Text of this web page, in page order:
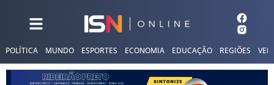
POLÍTICA MUNDO ESPORTES ECONOMIA EDUCAÇÃO REGIÕES